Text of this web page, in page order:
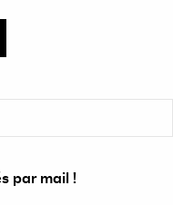
par mail !